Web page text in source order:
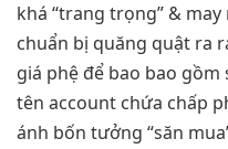
khá “trang trọng” &
chuẩn bị quăng quật ra
giá phệ để bao bao
tên account chứa chấp
ánh bốn tưởng “săn